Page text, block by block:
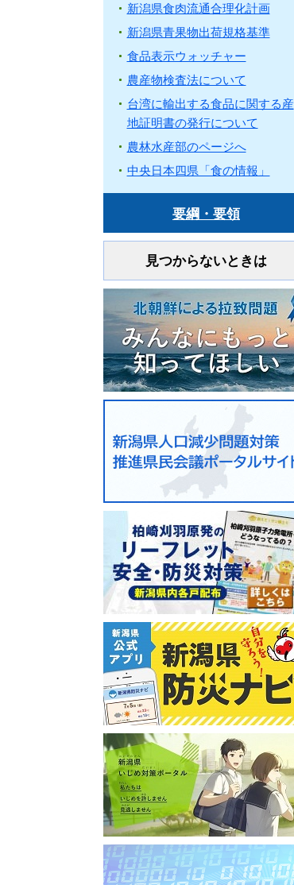
新潟県食肉流通合理化計画
新潟県青果物出荷規格基準
食品表示ウォッチャー
農産物検査法について
台湾に輸出する食品に関する産
地証明書の発行について
農林水産部のページへ
中央日本四県「食の情報」
要綱・要領
見つからないときは